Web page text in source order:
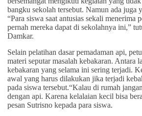
bangku sekolah tersebut. Namun ada juga
“Para siswa saat antusias sekali menerima
pernah mereka dapat di sekolahnya ini,”
Damkar.
Selain pelatihan dasar pemadaman api,
materi seputar masalah kebakaran. Antara
kebakaran yang selama ini sering terjadi.
awal yang harus dilakukan jika terjadi
pada siswa tersebut.“Kalau di rumah
dengan api. Karena kelalaian kecil bisa
pesan Sutrisno kepada para siswa.